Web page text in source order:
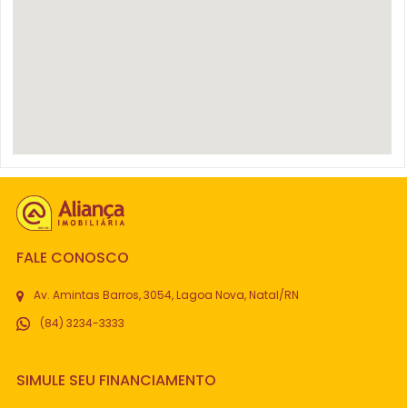
FALE CONOSCO
Av. Amintas Barros, 3054, Lagoa Nova, Natal/RN
(84) 3234-3333
SIMULE SEU FINANCIAMENTO